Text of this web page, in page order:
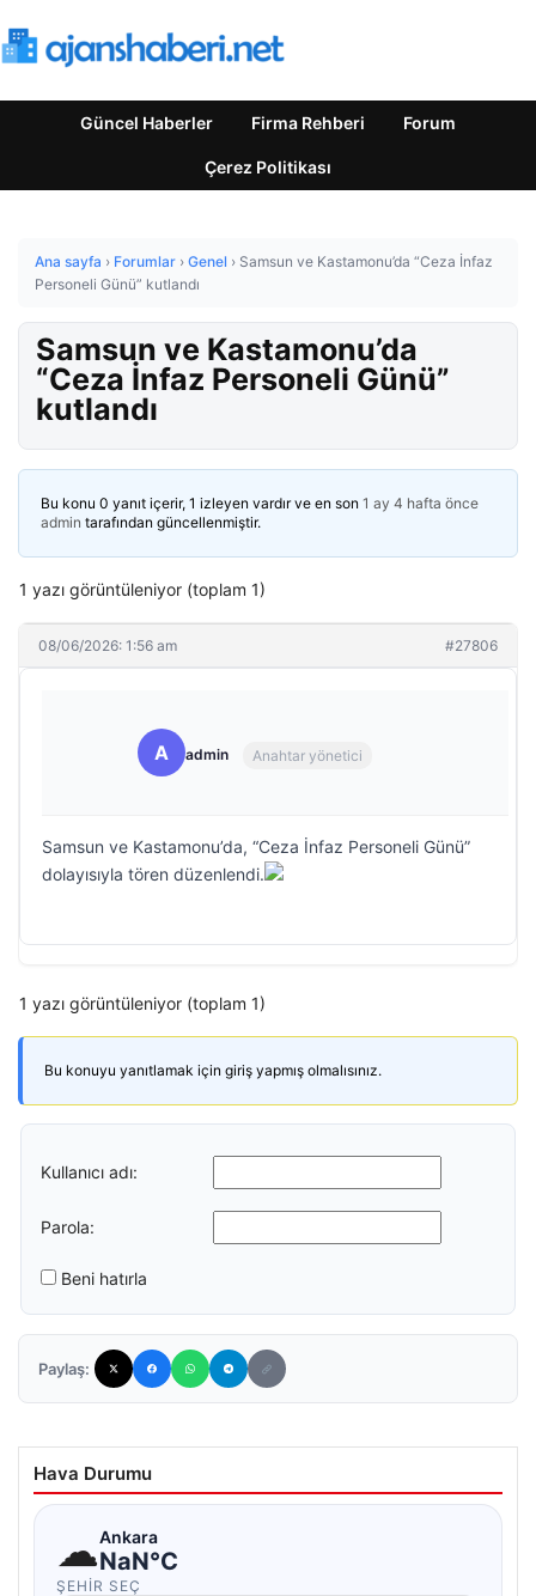
Güncel Haberler Firma Rehberi Forum
Çerez Politikası
Ana sayfa › Forumlar › Genel › Samsun ve Kastamonu’da “Ceza İnfaz
Personeli Günü” kutlandı
Samsun ve Kastamonu’da
“Ceza İnfaz Personeli Günü”
kutlandı
Bu konu 0 yanıt içerir, 1 izleyen vardır ve en son 1 ay 4 hafta önce
admin tarafından güncellenmiştir.
1 yazı görüntüleniyor (toplam 1)
08/06/2026: 1:56 am #27806
A admin Anahtar yönetici
Samsun ve Kastamonu’da, “Ceza İnfaz Personeli Günü”
dolayısıyla tören düzenlendi.
1 yazı görüntüleniyor (toplam 1)
Bu konuyu yanıtlamak için giriş yapmış olmalısınız.
Kullanıcı adı:
Parola:
Beni hatırla
Paylaş:
Hava Durumu
☁Ankara
NaN°C
ŞEHIR SEÇ